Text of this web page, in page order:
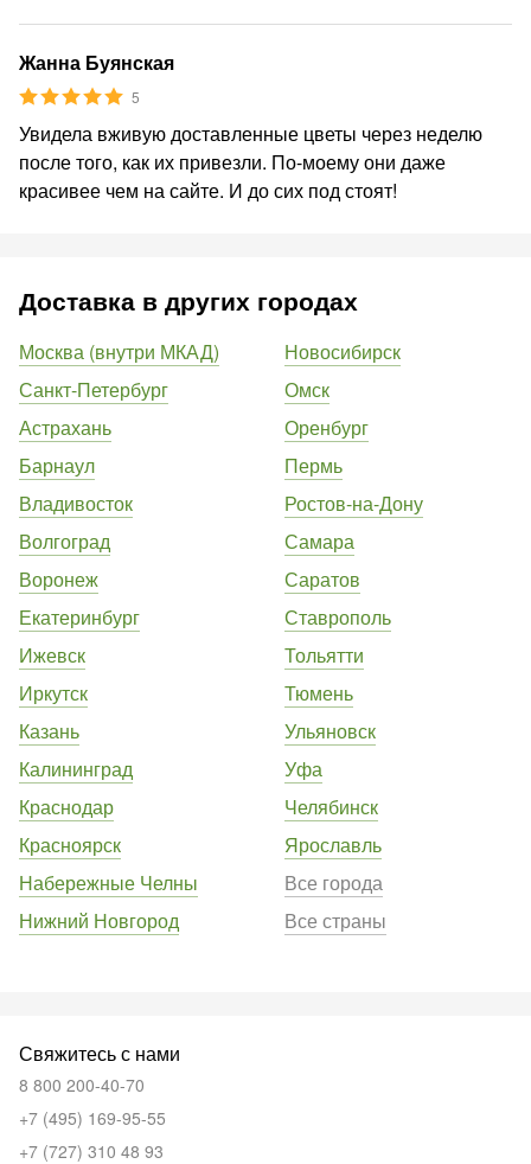
Жанна Буянская
5
Увидела вживую доставленные цветы через неделю
после того, как их привезли. По-моему они даже
красивее чем на сайте. И до сих под стоят!
Доставка в других городах
Москва (внутри МКАД)
Санкт-Петербург
Астрахань
Барнаул
Владивосток
Волгоград
Воронеж
Екатеринбург
Ижевск
Иркутск
Казань
Калининград
Краснодар
Красноярск
Набережные Челны
Нижний Новгород
Новосибирск
Омск
Оренбург
Пермь
Ростов-на-Дону
Самара
Саратов
Ставрополь
Тольятти
Тюмень
Ульяновск
Уфа
Челябинск
Ярославль
Все города
Все страны
Свяжитесь с нами
8 800 200-40-70
+7 (495) 169-95-55
+7 (727) 310 48 93